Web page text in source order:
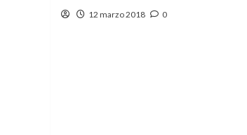
12 marzo 2018 0